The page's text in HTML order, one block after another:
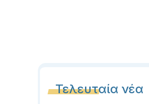
Τελευταία νέα